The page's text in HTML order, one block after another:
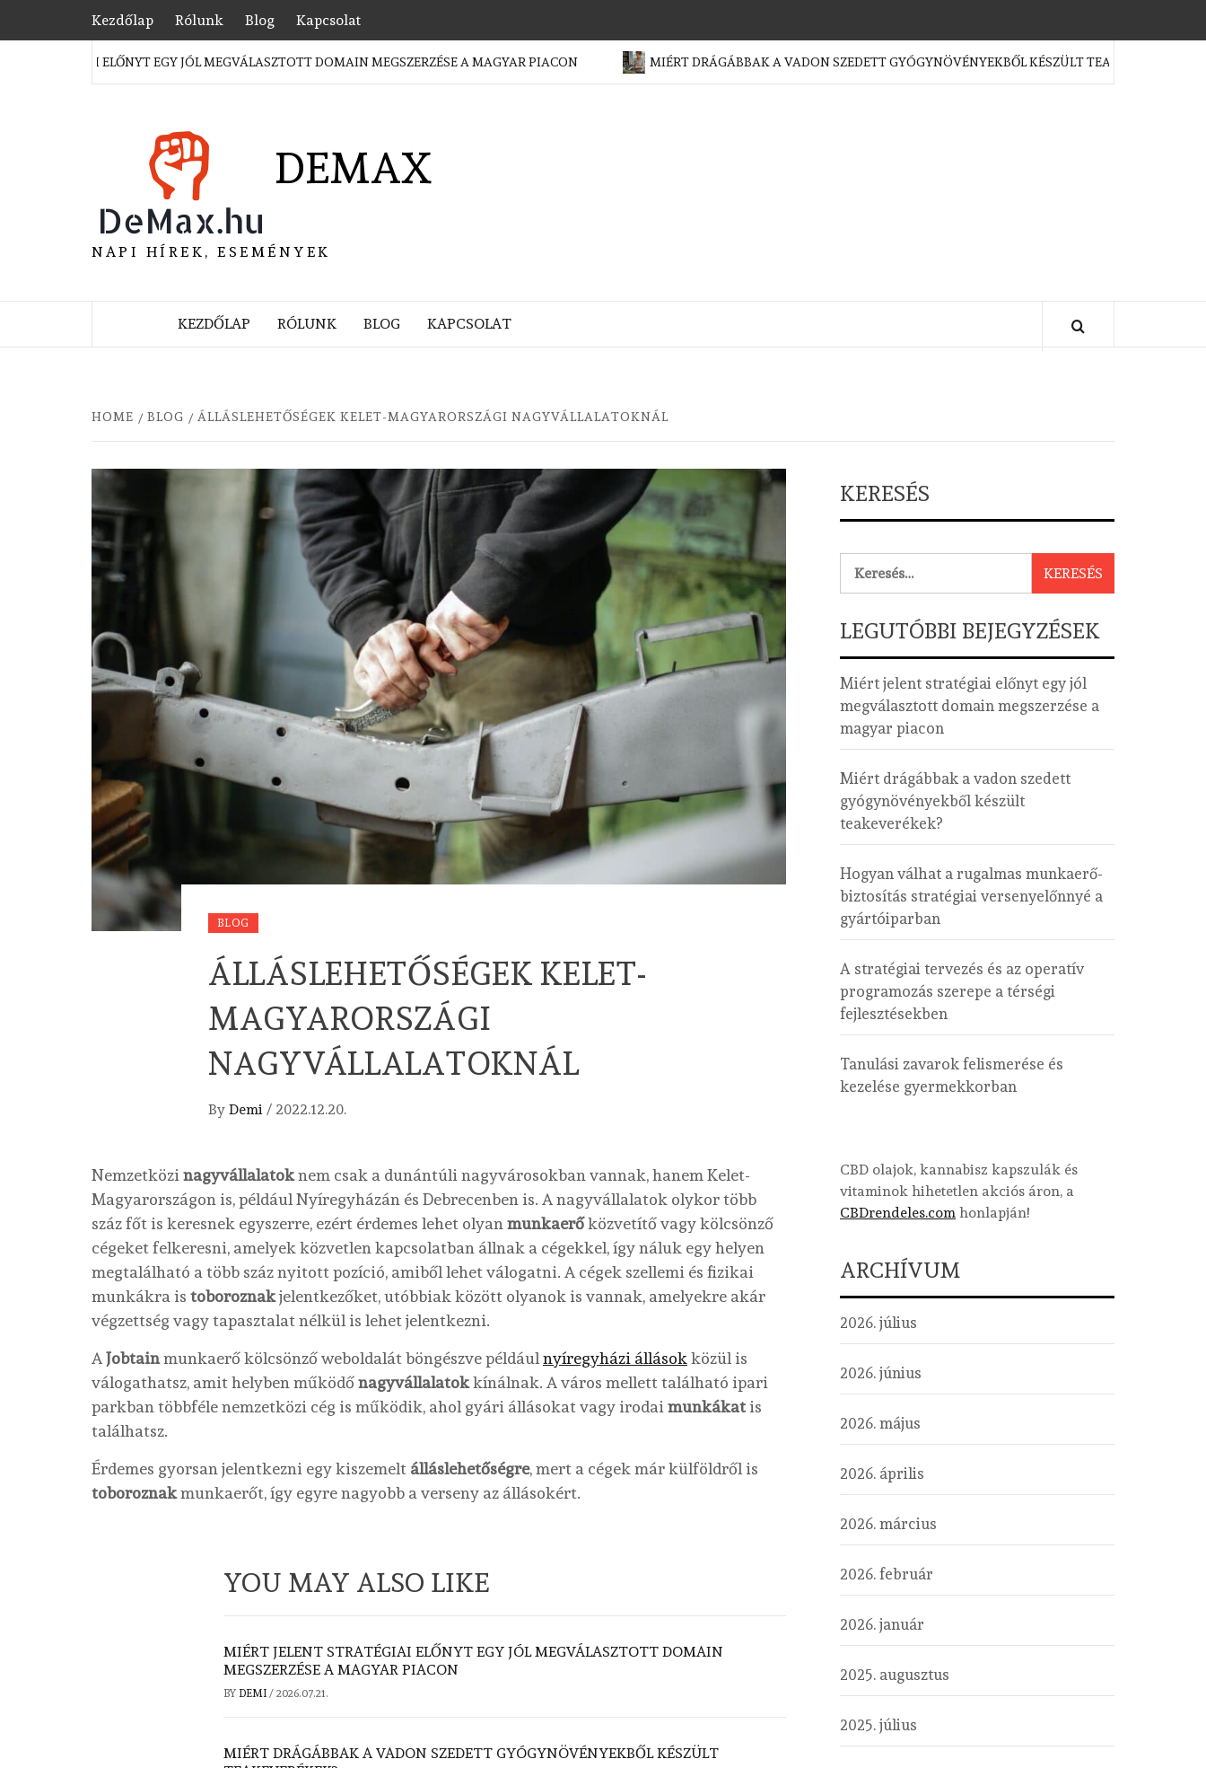
Kezdőlap Rólunk Blog Kapcsolat
ELŐNYT EGY JÓL MEGVÁLASZTOTT DOMAIN MEGSZERZÉSE A MAGYAR PIACON MIÉRT DRÁGÁBBAK A VADON SZEDETT GYÓGYNÖVÉNYEKBŐL KÉSZÜLT TEAKEVERÉKEK?
DEMAX
NAPI HÍREK, ESEMÉNYEK
KEZDŐLAP RÓLUNK BLOG KAPCSOLAT
HOME BLOG ÁLLÁSLEHETŐSÉGEK KELET-MAGYARORSZÁGI NAGYVÁLLALATOKNÁL
BLOG
ÁLLÁSLEHETŐSÉGEK KELET-
MAGYARORSZÁGI
NAGYVÁLLALATOKNÁL
By Demi / 2022.12.20.
Nemzetközinagyvállalatoknem csak a dunántúli nagyvárosokban vannak, hanem Kelet-
Magyarországon is, például Nyíregyházán és Debrecenben is. A nagyvállalatok olykor több
száz főt is keresnek egyszerre, ezért érdemes lehet olyanmunkaerőközvetítő vagy kölcsönző
cégeket felkeresni, amelyek közvetlen kapcsolatban állnak a cégekkel, így náluk egy helyen
megtalálható a több száz nyitott pozíció, amiből lehet válogatni. A cégek szellemi és fizikai
munkákra is toboroznakjelentkezőket, utóbbiak között olyanok is vannak, amelyekre akár
végzettség vagy tapasztalat nélkül is lehet jelentkezni.
AJobtainmunkaerő kölcsönző weboldalát böngészve példáulnyíregyházi állásokközül is
válogathatsz, amit helyben működőnagyvállalatokkínálnak. A város mellett található ipari
parkban többféle nemzetközi cég is működik, ahol gyári állásokat vagy irodaimunkákatis
találhatsz.
Érdemes gyorsan jelentkezni egy kiszemelt álláslehetőségre, mert a cégek már külföldről is
toboroznakmunkaerőt, így egyre nagyobb a verseny az állásokért.
YOU MAY ALSO LIKE
MIÉRT JELENT STRATÉGIAI ELŐNYT EGY JÓL MEGVÁLASZTOTT DOMAIN
MEGSZERZÉSE A MAGYAR PIACON
BY DEMI / 2026.07.21.
MIÉRT DRÁGÁBBAK A VADON SZEDETT GYÓGYNÖVÉNYEKBŐL KÉSZÜLT
KERESÉS
LEGUTÓBBI BEJEGYZÉSEK
Miért jelent stratégiai előnyt egy jól
megválasztott domain megszerzése a
magyar piacon
Miért drágábbak a vadon szedett
gyógynövényekből készült
teakeverékek?
Hogyan válhat a rugalmas munkaerő-
biztosítás stratégiai versenyelőnnyé a
gyártóiparban
A stratégiai tervezés és az operatív
programozás szerepe a térségi
fejlesztésekben
Tanulási zavarok felismerése és
kezelése gyermekkorban
CBD olajok, kannabisz kapszulák és
vitaminok hihetetlen akciós áron, a
CBDrendeles.com honlapján!
ARCHÍVUM
2026. július
2026. június
2026. május
2026. április
2026. március
2026. február
2026. január
2025. augusztus
2025. július